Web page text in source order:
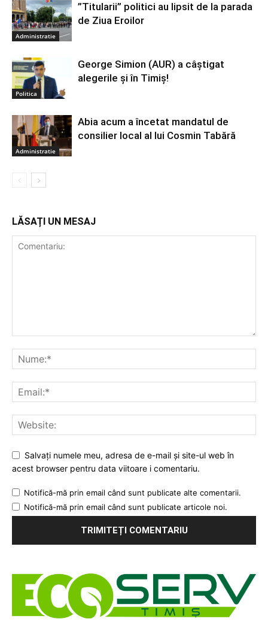
Administratie
”Titularii” politici au lipsit de la parada
de Ziua Eroilor
Politica
George Simion (AUR) a câștigat
alegerile și în Timiș!
Administratie
Abia acum a încetat mandatul de
consilier local al lui Cosmin Tabără
LĂSAȚI UN MESAJ
Salvați numele meu, adresa de e-mail și site-ul web în
acest browser pentru data viitoare i comentariu.
Notifică-mă prin email când sunt publicate alte comentarii.
Notifică-mă prin email când sunt publicate articole noi.